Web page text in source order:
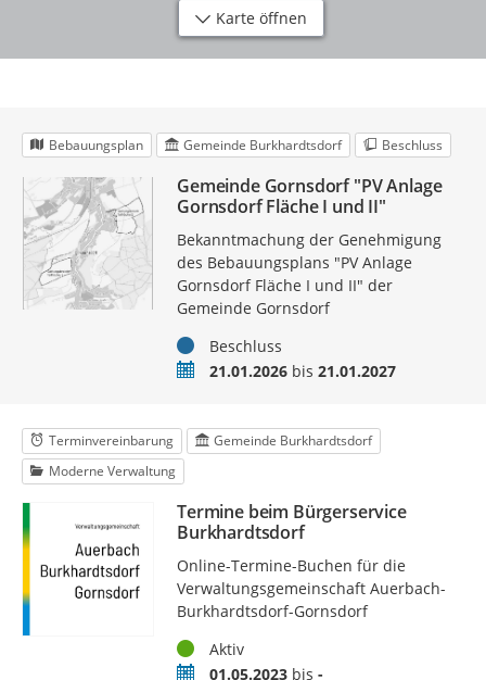
Karte öffnen
Bebauungsplan Gemeinde Burkhardtsdorf Beschluss
Gemeinde Gornsdorf "PV Anlage
Gornsdorf Fläche I und II"
Bekanntmachung der Genehmigung
des Bebauungsplans "PV Anlage
Gornsdorf Fläche I und II" der
Gemeinde Gornsdorf
StatusBeschluss
Zeitraum21.01.2026bis 21.01.2027
Terminvereinbarung
Gemeinde Burkhardtsdorf
Moderne Verwaltung
Termine beim Bürgerservice
Burkhardtsdorf
Online-Termine-Buchen für die
Verwaltungsgemeinschaft Auerbach-
Burkhardtsdorf-Gornsdorf
StatusAktiv
Zeitraum01.05.2023bis -